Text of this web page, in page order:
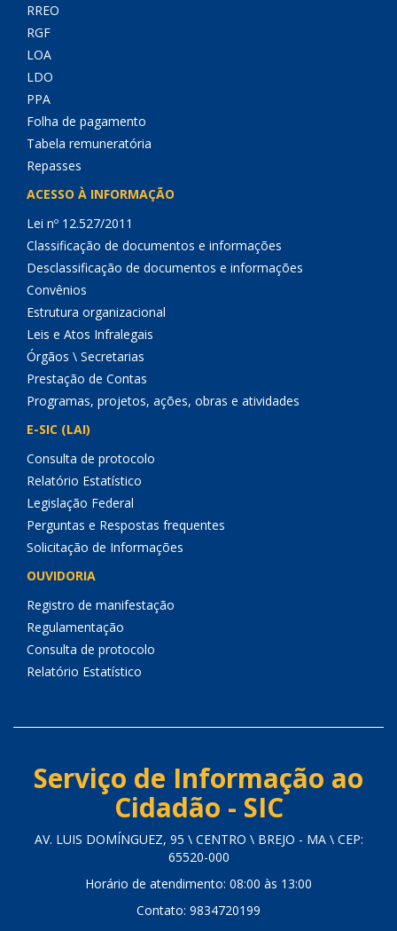
RREO
RGF
LOA
LDO
PPA
Folha de pagamento
Tabela remuneratória
Repasses
ACESSO À INFORMAÇÃO
Lei nº 12.527/2011
Classificação de documentos e informações
Desclassificação de documentos e informações
Convênios
Estrutura organizacional
Leis e Atos Infralegais
Órgãos \ Secretarias
Prestação de Contas
Programas, projetos, ações, obras e atividades
E-SIC (LAI)
Consulta de protocolo
Relatório Estatístico
Legislação Federal
Perguntas e Respostas frequentes
Solicitação de Informações
OUVIDORIA
Registro de manifestação
Regulamentação
Consulta de protocolo
Relatório Estatístico
Serviço de Informação ao
Cidadão - SIC
AV. LUIS DOMÍNGUEZ, 95 \ CENTRO \ BREJO - MA \ CEP:
65520-000
Horário de atendimento: 08:00 às 13:00
Contato: 9834720199